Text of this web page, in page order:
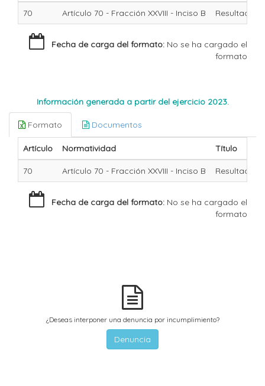
70 Artículo 70 - Fracción XXVIII - Inciso B Resultados
Fecha de carga del formato: No se ha cargado el
formato
Información generada a partir del ejercicio 2023.
Formato Documentos
Artículo Normatividad Título
70 Artículo 70 - Fracción XXVIII - Inciso B Resultados
Fecha de carga del formato: No se ha cargado el
formato
¿Deseas interponer una denuncia por incumplimiento?
Denuncia